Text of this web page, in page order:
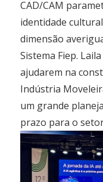
CAD/CAM
identidade
dimensão
Sistema Fiep.
ajudarem na
Indústria
um grande
prazo para o